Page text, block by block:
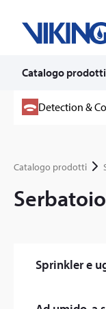
Catalogo prodotti
Detection &
Catalogo prodotti
Sprinkler e
Commerciale